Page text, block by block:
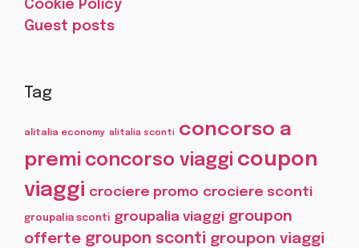
Cookie Policy
Guest posts
Tag
alitalia economy alitalia sconti concorso a
premi concorso viaggi coupon
viaggi crociere promo crociere sconti
groupalia sconti groupalia viaggi groupon
offerte groupon sconti groupon viaggi